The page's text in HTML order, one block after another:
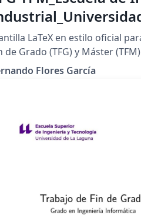
LaTeX en estilo oficial
de Grado (TFG) y Máster
de Ingeniería Industrial
Industrial Engineering School
of Vigo, Spain. WEB:
Flores García